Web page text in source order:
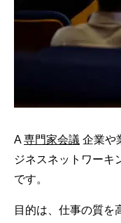
A専門家会議 企業や
ジネスネットワーキ
です。
目的は、仕事の質を